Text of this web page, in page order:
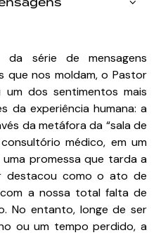
da série de mensagens
que nos moldam, o Pastor
um dos sentimentos mais
da experiência humana: a
da metáfora da “sala de
médico, em um
promessa que tarda a
como o ato de
a nossa total falta de
No entanto, longe de ser
ou um tempo perdido, a